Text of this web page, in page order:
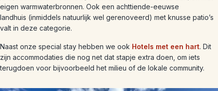
eigen warmwaterbronnen. Ook een achttiende-eeuwse
landhuis (inmiddels natuurlijk wel gerenoveerd) met knusse patio’s
valt in deze categorie.
Naast onze special stay hebben we ook Hotels met een hart. Dit
zijn accommodaties die nog net dat stapje extra doen, om iets
terugdoen voor bijvoorbeeld het milieu of de lokale community.